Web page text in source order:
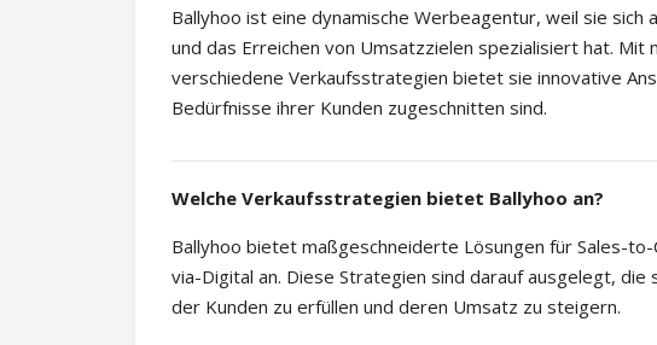
Ballyhoo ist eine dynamische Werbeagentur, weil sie sich
und das Erreichen von Umsatzzielen spezialisiert hat. Mit
verschiedene Verkaufsstrategien bietet sie innovative
Bedürfnisse ihrer Kunden zugeschnitten sind.
Welche Verkaufsstrategien bietet Ballyhoo an?
Ballyhoo bietet maßgeschneiderte Lösungen für Sales-
via-Digital an. Diese Strategien sind darauf ausgelegt, die
der Kunden zu erfüllen und deren Umsatz zu steigern.